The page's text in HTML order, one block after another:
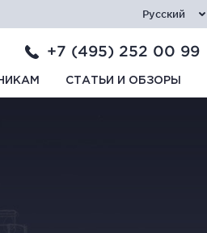
Русский
+7 (495) 252 00 99
СТАТЬИ И ОБЗОРЫ